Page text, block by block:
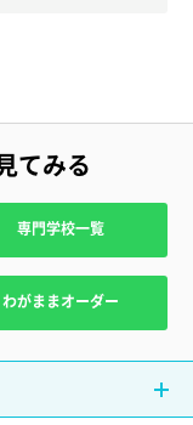
てみる
専門学校一覧
わがままオーダー